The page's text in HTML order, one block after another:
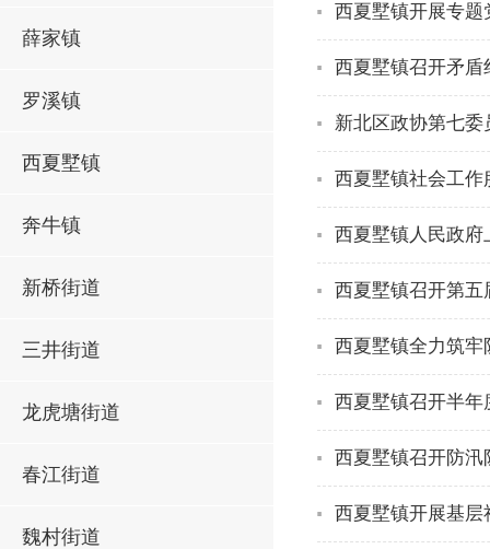
薛家镇
罗溪镇
西夏墅镇
奔牛镇
新桥街道
三井街道
龙虎塘街道
春江街道
魏村街道
西夏墅镇开展专
西夏墅镇召开矛
新北区政协第七委
西夏墅镇社会工作
西夏墅镇人民政
西夏墅镇召开第
西夏墅镇全力筑牢
西夏墅镇召开半
西夏墅镇召开防汛
西夏墅镇开展基